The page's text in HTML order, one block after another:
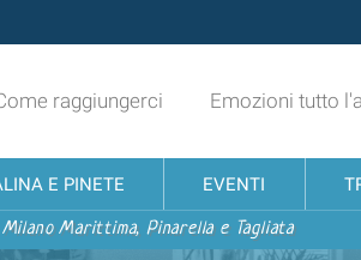
raggiungerci Emozioni tutto
E PINETE EVENTI
Marittima, Pinarella e Tagliata